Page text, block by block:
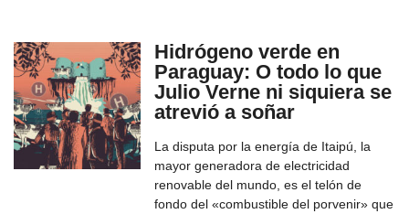
Hidrógeno verde en
Paraguay: O todo lo que
Julio Verne ni siquiera se
atrevió a soñar
La disputa por la energía de Itaipú, la
mayor generadora de electricidad
renovable del mundo, es el telón de
fondo del «combustible del porvenir» que